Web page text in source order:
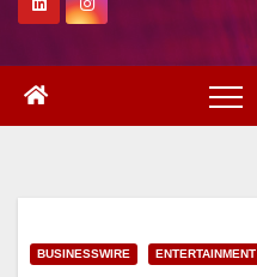
BUSINESSWIRE ENTERTAINMENT